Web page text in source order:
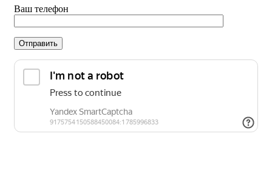
Ваш телефон